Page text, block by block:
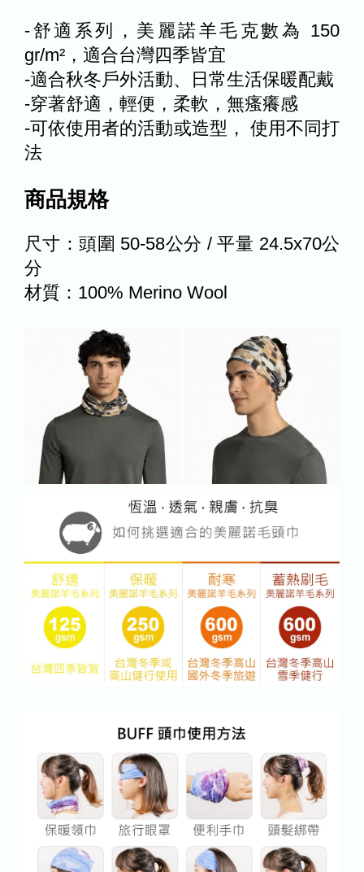
-舒適系列，美麗諾羊毛克數為 150
gr/m²，適合台灣四季皆宜
-適合秋冬戶外活動、日常生活保暖配戴
-穿著舒適，輕便，柔軟，無瘙癢感
-可依使用者的活動或造型， 使用不同打
法
商品規格
尺寸：頭圍 50-58公分 / 平量 24.5x70公
分
材質：100% Merino Wool